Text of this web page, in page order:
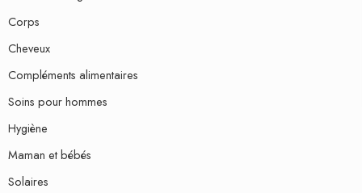
Corps
Cheveux
Compléments alimentaires
Soins pour hommes
Hygiène
Maman et bébés
Solaires